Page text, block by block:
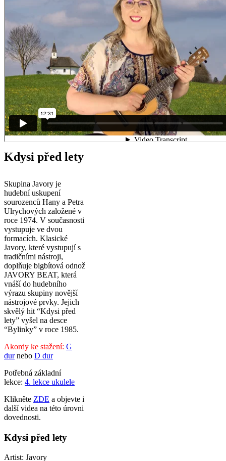
Kdysi před lety
Skupina Javory je
hudební uskupení
sourozenců Hany a Petra
Ulrychových založené v
roce 1974. V současnosti
vystupuje ve dvou
formacích. Klasické
Javory, které vystupují s
tradičními nástroji,
doplňuje bigbítová odnož
JAVORY BEAT, která
vnáší do hudebního
výrazu skupiny novější
nástrojové prvky. Jejich
skvělý hit “Kdysi před
lety” vyšel na desce
“Bylinky” v roce 1985.
Akordy ke stažení: G
dur nebo D dur
Potřebná základní
lekce: 4. lekce ukulele
Klikněte ZDE a objevte i
další videa na této úrovni
dovednosti.
Kdysi před lety
Artist: Javory